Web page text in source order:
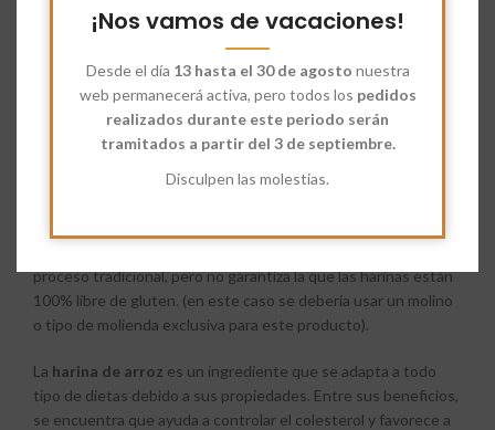
¡Nos vamos de vacaciones!
Desde el día 13 hasta el 30 de agosto nuestra
web permanecerá activa, pero todos los pedidos
realizados durante este periodo serán
tramitados a partir del 3 de septiembre.
Disculpen las molestias.
Es ideal para hacer fideos, o todo tipo de pastas. También se
es su producto estrella. Es una harina muy saludable perfecta
para espesar tus recetas o para combinar con otras harinas
más panificables. Como se menciona anteriormente, también
es un buen antiadherente, además de ser útil para incorporar
en determinadas recetas gracias a su bajo nivel calórico. Es un
proceso tradicional, pero no garantiza la que las harinas están
100% libre de gluten. (en este caso se debería usar un molino
o tipo de molienda exclusiva para este producto).
La harina de arroz es un ingrediente que se adapta a todo
tipo de dietas debido a sus propiedades. Entre sus beneficios,
se encuentra que ayuda a controlar el colesterol y favorece a